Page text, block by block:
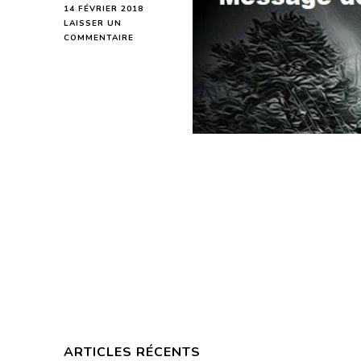
14 FÉVRIER 2018
LAISSER UN
COMMENTAIRE
ARTICLES RÉCENTS